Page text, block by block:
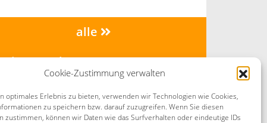
Cookie-Zustimmung verwalten
optimales Erlebnis zu bieten, verwenden wir Technologien wie Cookies,
zu speichern bzw. darauf zuzugreifen. Wenn Sie diesen
zustimmen, können wir Daten wie das Surfverhalten oder eindeutige IDs
alle
Suche